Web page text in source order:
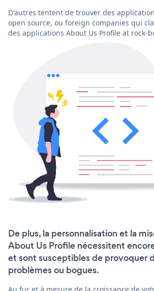
D'autres tentent de trouver des
open source, ou foreign companies qui
des applications About Us Profile at rock-
De plus, la personnalisation et la
About Us Profile nécessitent
et sont susceptibles de provoquer
problèmes ou bogues.